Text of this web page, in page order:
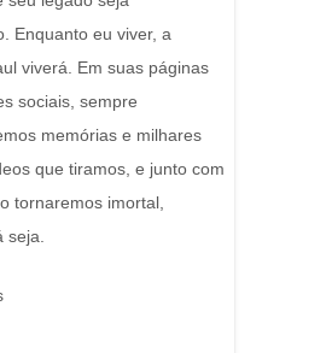
Enquanto eu viver, a
viverá. Em suas páginas
sociais, sempre
memórias e milhares
que tiramos, e junto com
tornaremos imortal,
seja.